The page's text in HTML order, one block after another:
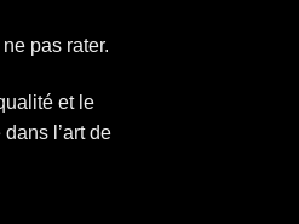
pas rater.
et le
l’art de